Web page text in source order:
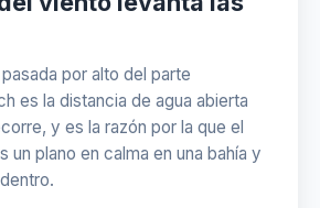
por alto del parte
es la distancia de agua abierta
y es la razón por la que el
un plano en calma en una bahía y